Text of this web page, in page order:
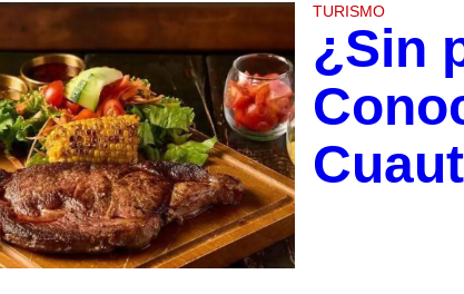
TURISMO
¿Sin